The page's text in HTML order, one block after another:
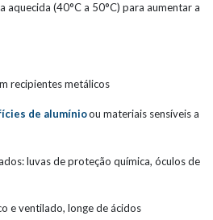
aquecida (40°C a 50°C) para aumentar a
recipientes metálicos
de alumínioou materiais sensíveis a
luvas de proteção química, óculos de
e ventilado, longe de ácidos